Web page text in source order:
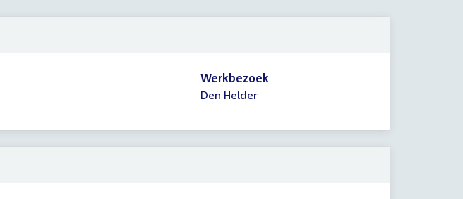
Werkbezoek
Den Helder